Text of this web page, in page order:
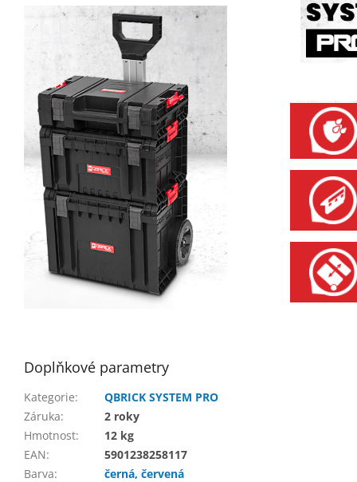
Doplňkové parametry
Kategorie:
QBRICK SYSTEM PRO
Záruka:
2 roky
Hmotnost:
12 kg
EAN:
5901238258117
Barva:
černá, červená